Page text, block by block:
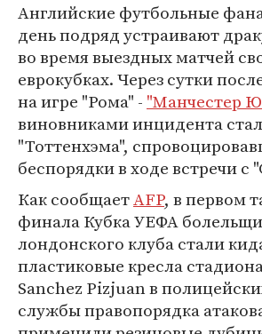
Английские футбольные
день подряд устраивают
во время выездных матчей
еврокубках. Через сутки
на игре "Рома" - "Манчестер
виновниками инцидента
"Тоттенхэма",
беспорядки в ходе встречи с
Как сообщаетAFP, в первом
финала Кубка УЕФА
лондонского клуба стали
пластиковые кресла
Sanchez Pizjuan в
службы правопорядка